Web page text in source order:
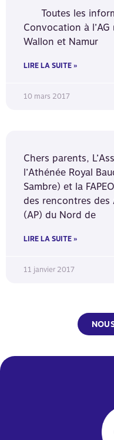
Toutes les
Convocation à
Wallon et Namur
LIRE LA SUITE »
10 mars 2017
Chers parents,
l’Athénée Royal
Sambre) et la
des rencontres des
(AP) du Nord de
LIRE LA SUITE »
11 janvier 2017